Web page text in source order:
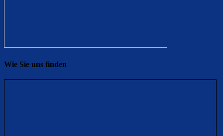
Wie Sie uns finden